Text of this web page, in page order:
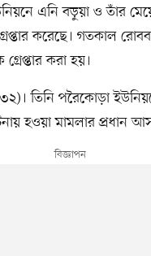
এনি বড়ুয়া ও তাঁর মেয়ে
করেছে। গতকাল
করা হয়।
তিনি পরৈকোড়া
হওয়া মামলার প্রধান